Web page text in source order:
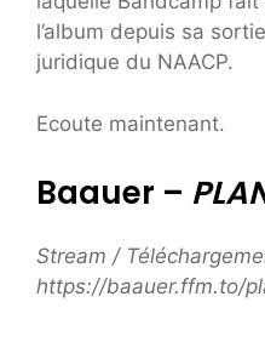
l’album depuis sa
juridique du NAACP.
Ecoute maintenant.
Baauer –
Stream /
https://baauer.ffm.to/